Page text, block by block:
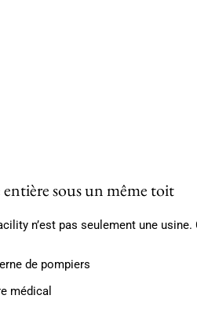
sous un même toit
n’est pas seulement une
de pompiers
médical